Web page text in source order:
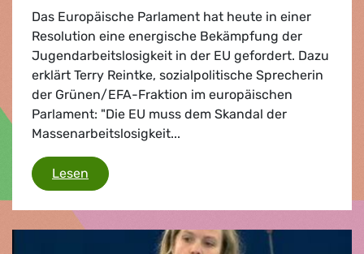
Das Europäische Parlament hat heute in einer
Resolution eine energische Bekämpfung der
Jugendarbeitslosigkeit in der EU gefordert. Dazu
erklärt Terry Reintke, sozialpolitische Sprecherin
der Grünen/EFA-Fraktion im europäischen
Parlament: "Die EU muss dem Skandal der
Massenarbeitslosigkeit...
Lesen Jugendbeschäftigung